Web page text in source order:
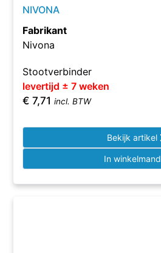
NIVONA
Fabrikant
Nivona
Stootverbinder
levertijd ± 7 weken
€ 7,71 incl. BTW
Bekijk artikel
In winkelmand